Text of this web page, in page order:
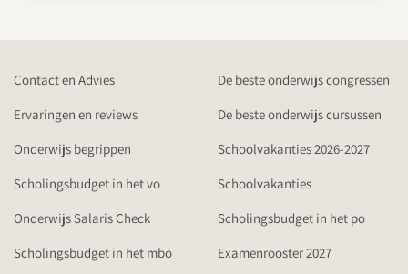
Contact en Advies
De beste onderwijs congressen
Ervaringen en reviews
De beste onderwijs cursussen
Onderwijs begrippen
Schoolvakanties 2026-2027
Scholingsbudget in het vo
Schoolvakanties
Onderwijs Salaris Check
Scholingsbudget in het po
Scholingsbudget in het mbo
Examenrooster 2027